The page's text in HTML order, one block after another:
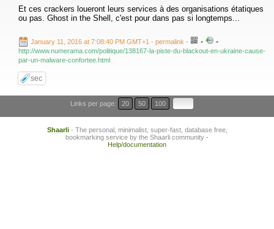
Et ces crackers loueront leurs services à des organisations étatiques
ou pas. Ghost in the Shell, c'est pour dans pas si longtemps...
January 11, 2016 at 7:08:40 PM GMT+1 - permalink - - -
http://www.numerama.com/politique/138167-la-piste-du-blackout-en-ukraine-cause-
par-un-malware-confortee.html
sec
Links per page: 20 50 100
Shaarli- The personal, minimalist, super-fast, database free,
bookmarking service by the Shaarli community -
Help/documentation